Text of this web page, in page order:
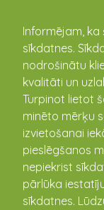
Informējam,
sīkdatnes.
nodrošinātu
kvalitāti un
Turpinot lietot
minēto mērķu
izvietošanai
pieslēgšanos
nepiekrist
pārlūka
sīkdatnes.
kandava.lv